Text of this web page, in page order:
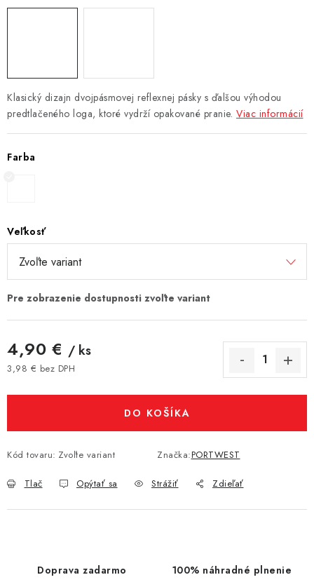
Klasický dizajn dvojpásmovej reflexnej pásky s ďalšou výhodou
predtlačeného loga, ktoré vydrží opakované pranie. Viac informácií
Farba
Veľkosť
4,90 € / ks
3,98 € bez DPH
DO KOŠÍKA
Kód tovaru: Zvoľte variant Značka:PORTWEST
Tlač Opýtať sa Strážiť Zdieľať
Doprava zadarmo 100% náhradné plnenie